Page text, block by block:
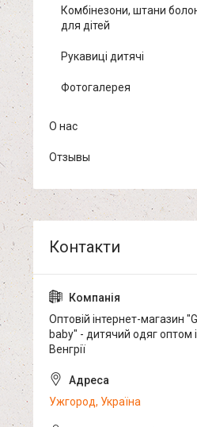
Комбінезони, штани
для дітей
Рукавиці дитячі
Фотогалерея
О нас
Отзывы
Оптовій інтернет-магазин
baby" - дитячий одяг оптом
Венгрії
Ужгород, Україна